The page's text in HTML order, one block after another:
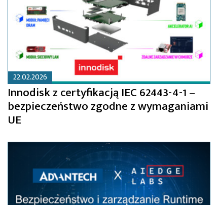
22.02.2026
Innodisk z certyfikacją IEC 62443-4-1 –
bezpieczeństwo zgodne z wymaganiami
UE